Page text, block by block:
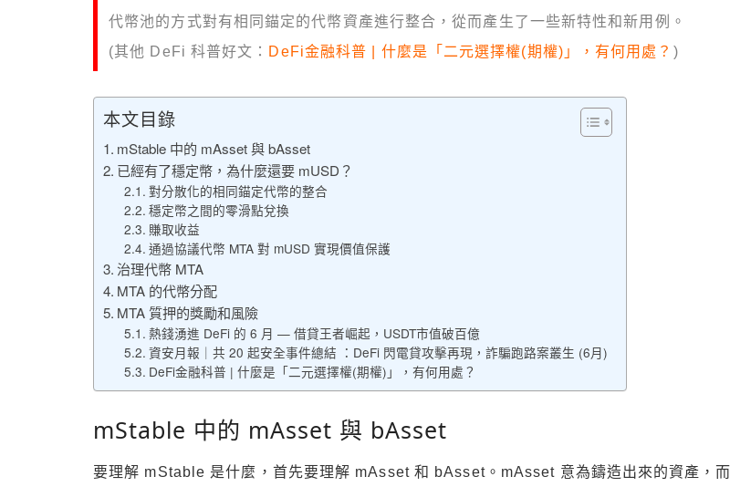
代幣池的方式對有相同錨定的代幣資產進行整合，從而產生了一些新特性和新用例。
(其他 DeFi 科普好文： DeFi金融科普 | 什麼是「二元選擇權(期權)」，有何用處？ )
本文目錄
mStable 中的 mAsset 與 bAsset
已經有了穩定幣，為什麼還要 mUSD？
對分散化的相同錨定代幣的整合
穩定幣之間的零滑點兌換
賺取收益
通過協議代幣 MTA 對 mUSD 實現價值保護
治理代幣 MTA
MTA 的代幣分配
MTA 質押的獎勵和風險
熱錢湧進 DeFi 的 6 月 — 借貸王者崛起，USDT市值破百億
資安月報｜共 20 起安全事件總結 ：DeFi 閃電貸攻擊再現，詐騙跑路案叢生 (6月)
DeFi金融科普 | 什麼是「二元選擇權(期權)」，有何用處？
mStable 中的 mAsset 與 bAsset
要理解 mStable 是什麼，首先要理解 mAsset 和 bAsset。mAsset 意為鑄造出來的資產，而